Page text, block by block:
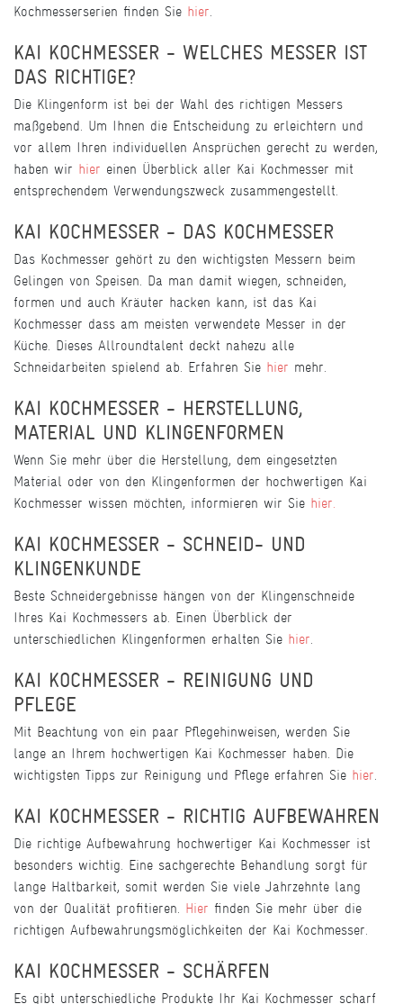
Kochmesserserien finden Sie hier.
KAI KOCHMESSER - WELCHES MESSER IST
DAS RICHTIGE?
Die Klingenform ist bei der Wahl des richtigen Messers
maßgebend. Um Ihnen die Entscheidung zu erleichtern und
vor allem Ihren individuellen Ansprüchen gerecht zu werden,
haben wir hier einen Überblick aller Kai Kochmesser mit
entsprechendem Verwendungszweck zusammengestellt.
KAI KOCHMESSER - DAS KOCHMESSER
Das Kochmesser gehört zu den wichtigsten Messern beim
Gelingen von Speisen. Da man damit wiegen, schneiden,
formen und auch Kräuter hacken kann, ist das Kai
Kochmesser dass am meisten verwendete Messer in der
Küche. Dieses Allroundtalent deckt nahezu alle
Schneidarbeiten spielend ab. Erfahren Sie hier mehr.
KAI KOCHMESSER - HERSTELLUNG,
MATERIAL UND KLINGENFORMEN
Wenn Sie mehr über die Herstellung, dem eingesetzten
Material oder von den Klingenformen der hochwertigen Kai
Kochmesser wissen möchten, informieren wir Sie hier.
KAI KOCHMESSER - SCHNEID- UND
KLINGENKUNDE
Beste Schneidergebnisse hängen von der Klingenschneide
Ihres Kai Kochmessers ab. Einen Überblick der
unterschiedlichen Klingenformen erhalten Sie hier.
KAI KOCHMESSER - REINIGUNG UND
PFLEGE
Mit Beachtung von ein paar Pflegehinweisen, werden Sie
lange an Ihrem hochwertigen Kai Kochmesser haben. Die
wichtigsten Tipps zur Reinigung und Pflege erfahren Sie hier.
KAI KOCHMESSER - RICHTIG AUFBEWAHREN
Die richtige Aufbewahrung hochwertiger Kai Kochmesser ist
besonders wichtig. Eine sachgerechte Behandlung sorgt für
lange Haltbarkeit, somit werden Sie viele Jahrzehnte lang
von der Qualität profitieren. Hier finden Sie mehr über die
richtigen Aufbewahrungsmöglichkeiten der Kai Kochmesser.
KAI KOCHMESSER - SCHÄRFEN
Es gibt unterschiedliche Produkte Ihr Kai Kochmesser scharf